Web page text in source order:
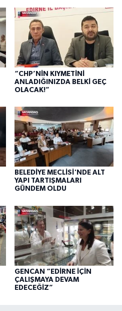
“CHP’NİN KIYMETİNİ
ANLADIĞINIZDA BELKİ GEÇ
OLACAK!”
BELEDİYE MECLİSİ'NDE ALT
YAPI TARTIŞMALARI
GÜNDEM OLDU
GENCAN “EDİRNE İÇİN
ÇALIŞMAYA DEVAM
EDECEĞİZ”